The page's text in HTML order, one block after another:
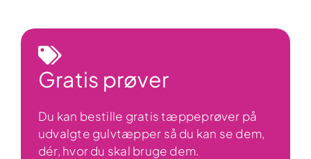
Gratis prøver
Du kan bestille gratis tæppeprøver på
udvalgte gulvtæpper så du kan se dem,
dér, hvor du skal bruge dem.